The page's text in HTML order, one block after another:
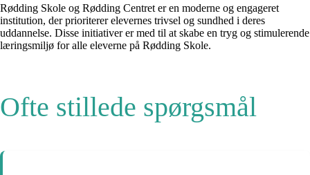
Rødding Skole og Rødding Centret er en moderne og engageret
institution, der prioriterer elevernes trivsel og sundhed i deres
uddannelse. Disse initiativer er med til at skabe en tryg og stimulerende
læringsmiljø for alle eleverne på Rødding Skole.
Ofte stillede spørgsmål